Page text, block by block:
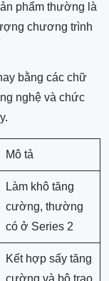
phẩm thường là
chương trình
bằng các chữ
nghệ và chức
Mô tả
Làm khô tăng
cường, thường
có ở Series 2
Kết hợp sấy tăng
cường và bộ trao